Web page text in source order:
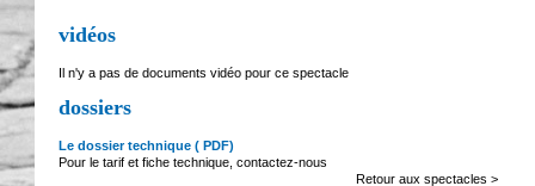
vidéos
Il n'y a pas de documents vidéo pour ce spectacle
dossiers
Le dossier technique ( PDF)
Pour le tarif et fiche technique, contactez-nous
Retour aux spectacles >